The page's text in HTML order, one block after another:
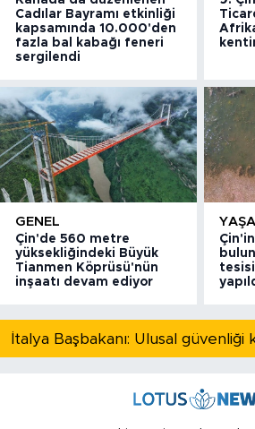
Cadılar Bayramı etkinliği
kapsamında 10.000'den
fazla bal kabağı feneri
sergilendi
GENEL
Çin'de 560 metre
yüksekliğindeki Büyük
Tianmen Köprüsü'nün
inşaatı devam ediyor